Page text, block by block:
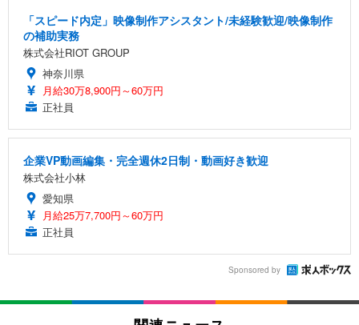
「スピード内定」映像制作アシスタント/未経験歓迎/映像制作
の補助実務
株式会社RIOT GROUP
神奈川県
月給30万8,900円～60万円
正社員
企業VP動画編集・完全週休2日制・動画好き歓迎
株式会社小林
愛知県
月給25万7,700円～60万円
正社員
Sponsored by